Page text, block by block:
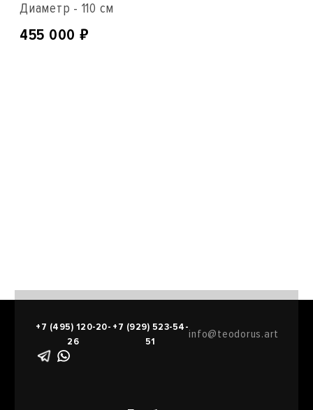
Диаметр - 110 см
455 000 ₽
+7 (495) 120-20-
26
+7 (929) 523-54-
51
info@teodorus.art